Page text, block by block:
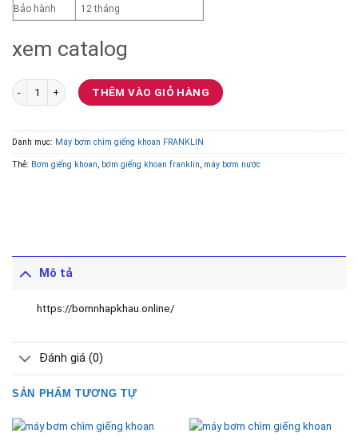
Bảo hành
12 tháng
xem catalog
Bơm chìm giếng khoan Franklin Model 75SSI30F065-1164 30Kw số lượng
THÊM VÀO GIỎ HÀNG
Danh mục: Máy bơm chìm giếng khoan FRANKLIN
Thẻ: Bơm giếng khoan, bơm giếng khoan franklin, máy bơm nước
Mô tả
https://bomnhapkhau.online/
Đánh giá (0)
SẢN PHẨM TƯƠNG TỰ